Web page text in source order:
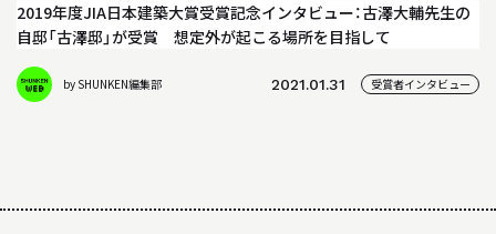
入試情報
アクセス
WEBマガジン「SHUNKEN WEB」
2019年度JIA日本建築大賞受賞記念インタビュー：古澤大輔先生の
自邸「古澤邸」が受賞 想定外が起こる場所を目指して
by SHUNKEN編集部 2021.01.31 受賞者インタビュー